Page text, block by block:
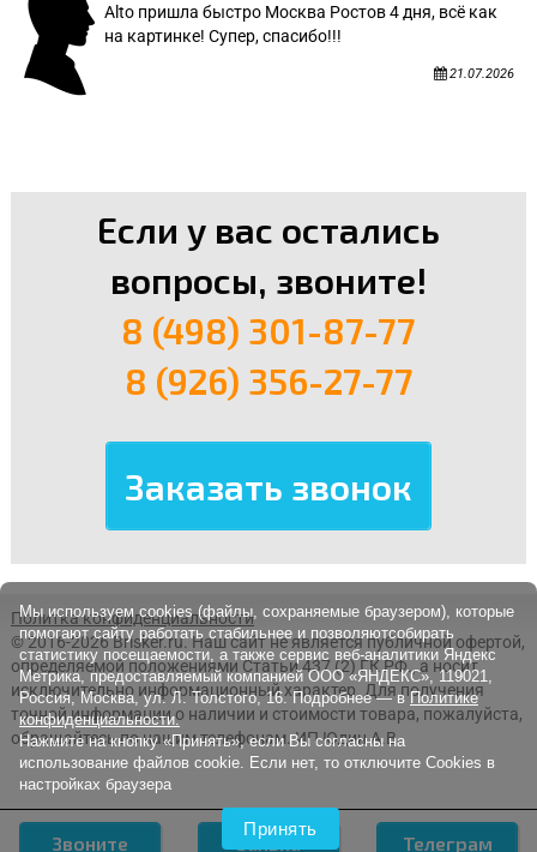
Alto пришла быстро Москва Ростов 4 дня, всё как
на картинке! Супер, спасибо!!!
21.07.2026
Если у вас остались
вопросы, звоните!
8 (498) 301-87-77
8 (926) 356-27-77
Политка конфиденциальности
© 2016-2026 Brisker.ru.Наш сайт не является публичной офертой,
определяемой положениями Статьи 437 (2) ГК РФ., а носит
исключительно информационный характер. Для получения
точной информации о наличии и стоимости товара, пожалуйста,
обращайтесь по нашим телефонам. ИП Юдин А.В.
Звоните Заявка Телеграм
Мы используем cookies (файлы, сохраняемые браузером), которые
помогают сайту работать стабильнее и позволяютсобирать
статистику посещаемости, а также сервис веб-аналитики Яндекс
Метрика, предоставляемый компанией ООО «ЯНДЕКС», 119021,
Россия, Москва, ул. Л. Толстого, 16. Подробнее — в Политике
конфиденциальности.
Нажмите на кнопку «Принять», если Вы согласны на
использование файлов cookie. Если нет, то отключите Cookies в
настройках браузера
Принять